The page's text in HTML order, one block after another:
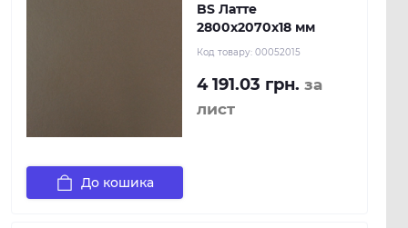
BS Латте
2800x2070x18 мм
Код товару: 00052015
4 191.03 грн. за
лист
До кошика